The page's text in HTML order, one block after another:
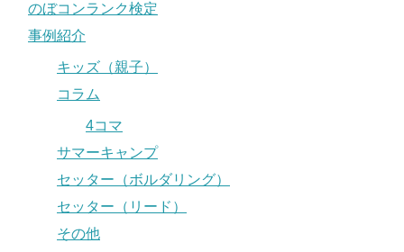
のぼコンランク検定
事例紹介
キッズ（親子）
コラム
4コマ
サマーキャンプ
セッター（ボルダリング）
セッター（リード）
その他